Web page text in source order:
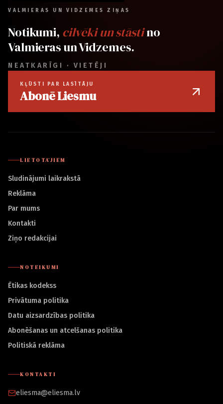
VALMIERAS UN VIDZEMES ZIŅAS
Notikumi, cilvēki un stāstino
Valmieras un Vidzemes.
NEATKARĪGI · VIETĒJI
KĻŪSTI PAR LASĪTĀJU
Abonē Liesmu
LIETOTĀJIEM
Sludinājumi laikrakstā
Reklāma
Par mums
Kontakti
Ziņo redakcijai
NOTEIKUMI
Ētikas kodekss
Privātuma politika
Datu aizsardzības politika
Abonēšanas un atcelšanas politika
Politiskā reklāma
KONTAKTI
eliesma@eliesma.lv